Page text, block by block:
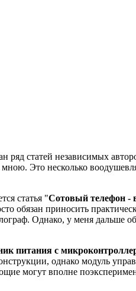
ряд статей независимых
Это несколько
статья "Сотовый телефон -
обязан приносить
Однако, у меня дальше
питания с
однако модуль
могут вполне